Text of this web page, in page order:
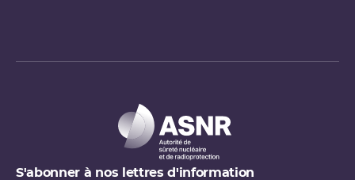
S'abonner à nos lettres d'information